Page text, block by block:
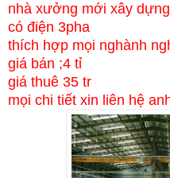
nhà xưởng mới xây
có điện 3pha
thích hợp mọi nghành
giá bán ;4 tỉ
giá thuê 35 tr
mọi chi tiết xin liên hệ